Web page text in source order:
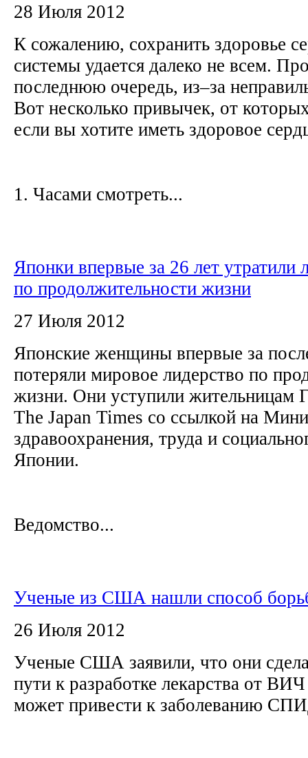
28 Июля 2012
К сожалению, сохранить здоровье
системы удается далеко не всем.
последнюю очередь, из–за
Вот несколько привычек, от
если вы хотите иметь здоровое
1. Часами смотреть...
Японки впервые за 26 лет утратили
по продолжительности жизни
27 Июля 2012
Японские женщины впервые за
потеряли мировое лидерство по
жизни. Они уступили жительницам
The Japan Times со ссылкой на
здравоохранения, труда и
Японии.
Ведомство...
Ученые из США нашли способ
26 Июля 2012
Ученые США заявили, что они
пути к разработке лекарства от
может привести к заболеванию